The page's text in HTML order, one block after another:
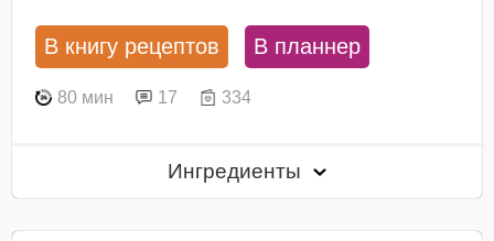
В книгу рецептов В планнер
80 мин 17 334
Ингредиенты